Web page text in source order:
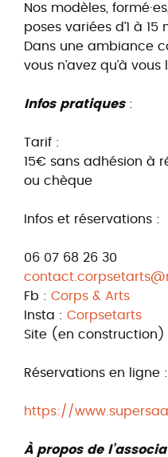
Nos modèles,
poses variées d’1 à 15
Dans une ambiance
vous n’avez qu’à
Infos pratiques:
Tarif :
15€ sans adhésion à
ou chèque
Infos et réservations :
06 07 68 26 30
Fb : Corps & Arts
Insta : Corpsetarts
Site (en construction)
Réservations en ligne :
https://
À propos de